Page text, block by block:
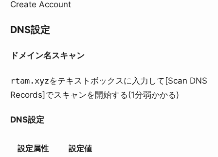
Create Account
DNS設定
ドメイン名スキャン
rtam.xyzをテキストボックスに入力して[Scan DNS
Records]でスキャンを開始する(1分弱かかる)
DNS設定
設定属性 設定値